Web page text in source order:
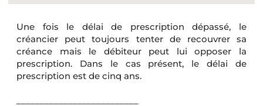
Une fois le délai de prescription dépassé, le
créancier peut toujours tenter de recouvrer sa
créance mais le débiteur peut lui opposer la
prescription. Dans le cas présent, le délai de
prescription est de cinq ans.